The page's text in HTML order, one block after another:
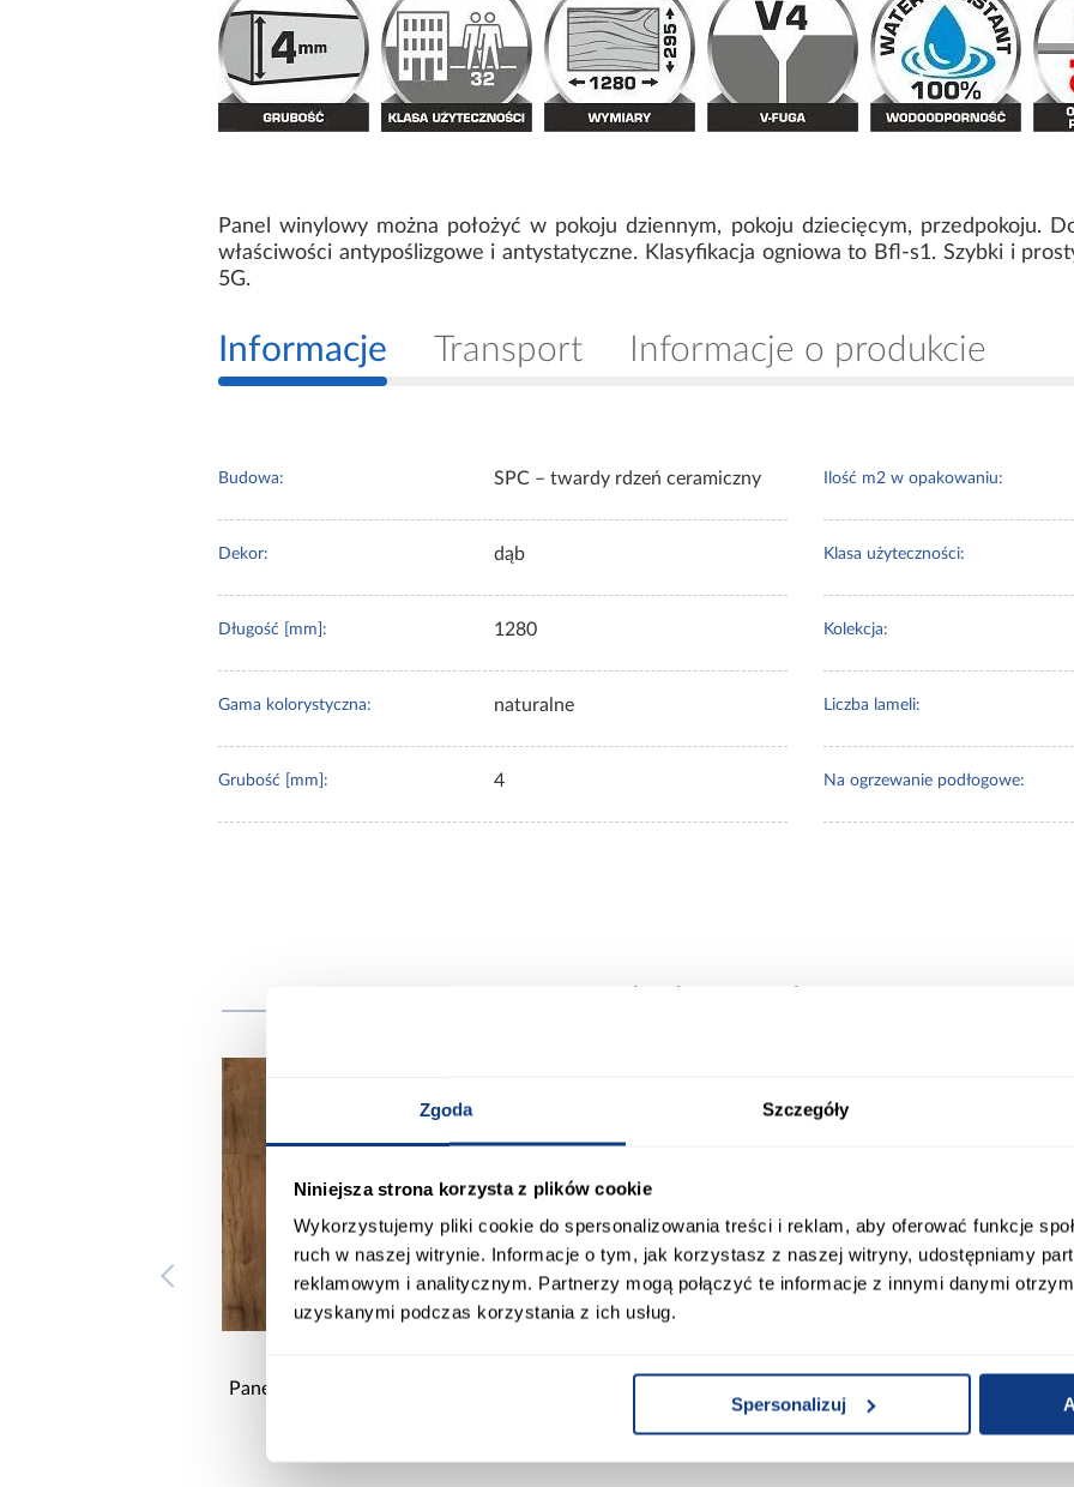
Zgoda Szczegóły
Niniejsza strona korzysta z plików cookie
Wykorzystujemy pliki cookie do spersonalizowania treści i reklam, aby oferować funkcje
ruch w naszej witrynie. Informacje o tym, jak korzystasz z naszej witryny, udostępniamy
reklamowym i analitycznym. Partnerzy mogą połączyć te informacje z innymi danymi
uzyskanymi podczas korzystania z ich usług.
Spersonalizuj
Panel winylowy można położyć w pokoju dziennym, pokoju dziecięcym, przedpokoju.
właściwości antypoślizgowe i antystatyczne. Klasyfikacja ogniowa to Bfl-s1. Szybki i
5G.
Informacje Transport Informacje o produkcie
Budowa: SPC – twardy rdzeń ceramiczny
Dekor: dąb
Długość [mm]: 1280
Gama kolorystyczna: naturalne
Grubość [mm]: 4
Ilość m2 w opakowaniu:
Klasa użyteczności:
Kolekcja:
Liczba lameli:
Na ogrzewanie podłogowe:
Panel winylowy SPC Rosefinch
Oak R110 4mm 23/32
Imperial